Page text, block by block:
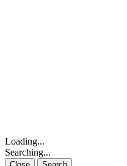
Loading...
Searching...